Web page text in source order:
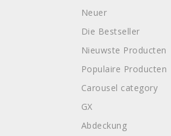
Neuer
Die Bestseller
Nieuwste Producten
Populaire Producten
Carousel category
GX
Abdeckung